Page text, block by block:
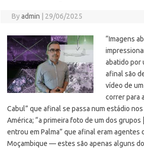
Byadmin 29/06/2025
“Imagens
abatido por
afinal são
vídeo de
correr para
Cabul” que afinal se passa num estádio
América; “a primeira foto de um dos
entrou em Palma” que afinal eram agentes
Moçambique — estes são apenas alguns